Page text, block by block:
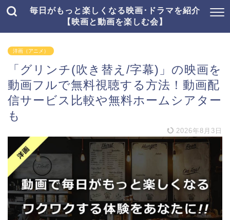
毎日がもっと楽しくなる映画･ドラマを紹介
【映画と動画を楽しむ会】
洋画（アニメ）
「グリンチ(吹き替え/字幕)」の映画を
動画フルで無料視聴する方法！動画配
信サービス比較や無料ホームシアター
も
2026年8月3日